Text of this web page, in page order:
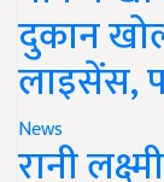
दुकान
लाइसेंस,
News
रानी